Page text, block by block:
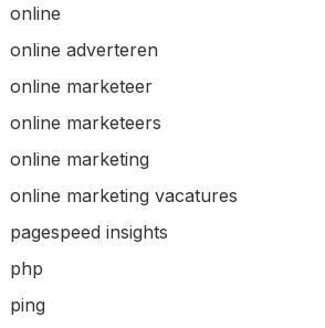
online
online adverteren
online marketeer
online marketeers
online marketing
online marketing vacatures
pagespeed insights
php
ping